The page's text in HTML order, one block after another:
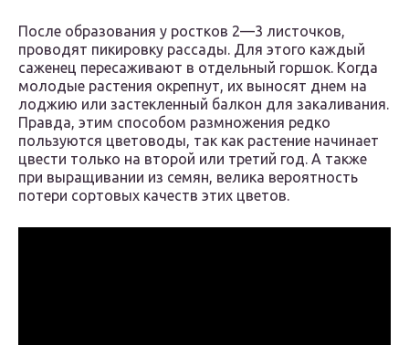
После образования у ростков 2—3 листочков,
проводят пикировку рассады. Для этого каждый
саженец пересаживают в отдельный горшок. Когда
молодые растения окрепнут, их выносят днем на
лоджию или застекленный балкон для закаливания.
Правда, этим способом размножения редко
пользуются цветоводы, так как растение начинает
цвести только на второй или третий год. А также
при выращивании из семян, велика вероятность
потери сортовых качеств этих цветов.